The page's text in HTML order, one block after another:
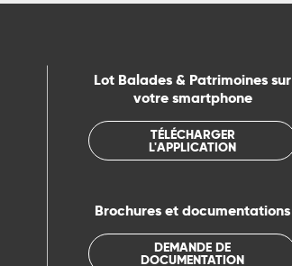
Lot Balades & Patrimoines sur
votre smartphone
TÉLÉCHARGER
L'APPLICATION
Brochures et documentations
DEMANDE DE
DOCUMENTATION